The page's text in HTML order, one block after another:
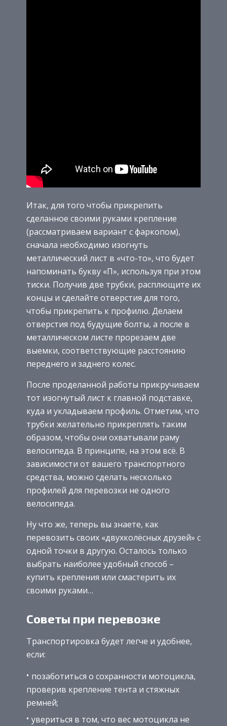
Итак, для того чтобы прикрепить
сделанное своими руками крепление
(рассматриваем вариант с фаркопом),
сначала необходимо изогнуть
металлический лист в «что-то», что будет
напоминать букву «П», используя при этом
тиски. Получив две трубки, расплющите их
концы и сделайте отверстия для того,
чтобы прикрепить к профилю. Делаем
отверстия под будущие болты, а после в
металлическом листе прорезаем две
выемки, соответствующие расстоянию
переднего и заднего колес.
После проделанной работы прикручиваем
тот изогнутый лист к главной подставке,
куда и укладываем профиль. Отметим, что
трубки желательно прикреплять таким
образом, чтобы они охватывали раму
велосипеда. В принципе, на этом всё. В
зависимости от вашего транспортного
средства, можно сделать несколько
профилей для перевозки не одного
велосипеда.
Ну что же, теперь вы знаете, как
перевозить своих «двухколёсных друзей» с
одной точки в другую. Осталось только
выбрать наиболее удобный способ –
купить крепления или смастерить их
своими руками…
Советы при перевозке
Транспортировка будет легче и удобнее,
если:
позаботиться о сохранности мотоцикла,
проверив крепление тента и стяжных
ремней;
увериться в том, что вес мотоцикла не